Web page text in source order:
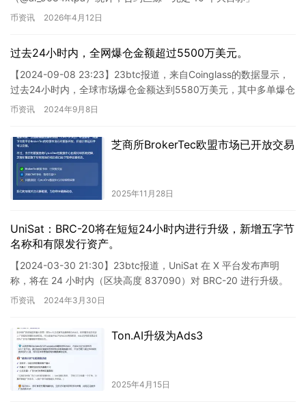
（@Jason60704294）的空单已浮盈 …
币资讯 2026年4月12日
过去24小时内，全网爆仓金额超过5500万美元。
【2024-09-08 23:23】23btc报道，来自Coinglass的数据显示，
过去24小时内，全球市场爆仓金额达到5580万美元，其中多单爆仓
2922万美元，空单爆仓265…
币资讯 2024年9月8日
芝商所BrokerTec欧盟市场已开放交易
2025年11月28日
UniSat：BRC-20将在短短24小时内进行升级，新增五字节
名称和有限发行资产。
【2024-03-30 21:30】23btc报道，UniSat 在 X 平台发布声明
称，将在 24 小时内（区块高度 837090）对 BRC-20 进行升级。
升级将包括引入 5…
币资讯 2024年3月30日
Ton.AI升级为Ads3
2025年4月15日